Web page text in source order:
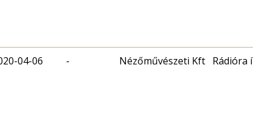
04-06 - Nézőművészeti Kft Rádióra